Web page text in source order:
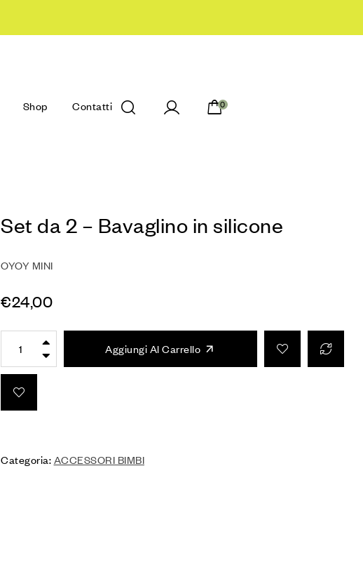
Shop Contatti 0
Set da 2 – Bavaglino in silicone
OYOY MINI
€24,00
Aggiungi Al Carrello
Categoria: ACCESSORI BIMBI